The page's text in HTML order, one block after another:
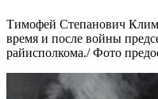
Тимофей Степанович
время и после войны
райисполкома./ Фото